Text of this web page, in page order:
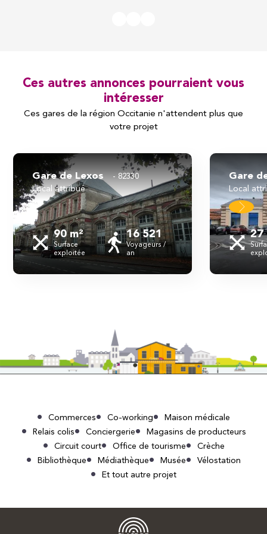
Ces autres annonces pourraient vous
intéresser
Ces gares de la région Occitanie n'attendent plus que
votre projet
Gare de Lexos 82330
local attribué
90 m²
Surface
exploitée
16 521
Voyageurs /
an
Gare
local
27
Commerces Co-working
Maison médicale
Relais colis
Conciergerie
Magasins de producteurs
Circuit court
Office de tourisme
Crèche
Bibliothèque
Médiathèque Musée
Vélostation
Et tout autre projet